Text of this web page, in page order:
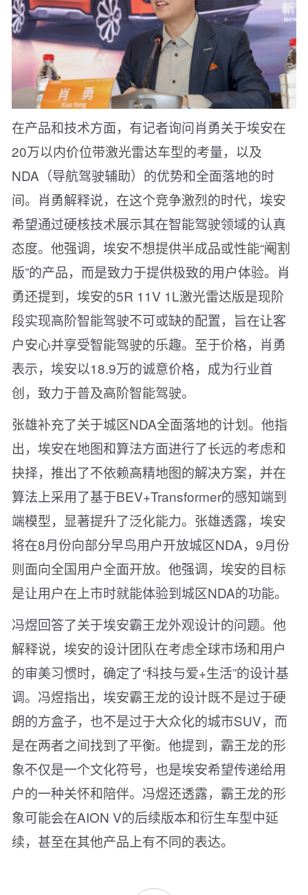
在产品和技术方面，有记者询问肖勇关于埃安在
20万以内价位带激光雷达车型的考量，以及
NDA（导航驾驶辅助）的优势和全面落地的时
间。肖勇解释说，在这个竞争激烈的时代，埃安
希望通过硬核技术展示其在智能驾驶领域的认真
态度。他强调，埃安不想提供半成品或性能“阉割
版”的产品，而是致力于提供极致的用户体验。肖
勇还提到，埃安的5R 11V 1L激光雷达版是现阶
段实现高阶智能驾驶不可或缺的配置，旨在让客
户安心并享受智能驾驶的乐趣。至于价格，肖勇
表示，埃安以18.9万的诚意价格，成为行业首
创，致力于普及高阶智能驾驶。
张雄补充了关于城区NDA全面落地的计划。他指
出，埃安在地图和算法方面进行了长远的考虑和
抉择，推出了不依赖高精地图的解决方案，并在
算法上采用了基于BEV+Transformer的感知端到
端模型，显著提升了泛化能力。张雄透露，埃安
将在8月份向部分早鸟用户开放城区NDA，9月份
则面向全国用户全面开放。他强调，埃安的目标
是让用户在上市时就能体验到城区NDA的功能。
冯煜回答了关于埃安霸王龙外观设计的问题。他
解释说，埃安的设计团队在考虑全球市场和用户
的审美习惯时，确定了“科技与爱+生活”的设计基
调。冯煜指出，埃安霸王龙的设计既不是过于硬
朗的方盒子，也不是过于大众化的城市SUV，而
是在两者之间找到了平衡。他提到，霸王龙的形
象不仅是一个文化符号，也是埃安希望传递给用
户的一种关怀和陪伴。冯煜还透露，霸王龙的形
象可能会在AION V的后续版本和衍生车型中延
续，甚至在其他产品上有不同的表达。